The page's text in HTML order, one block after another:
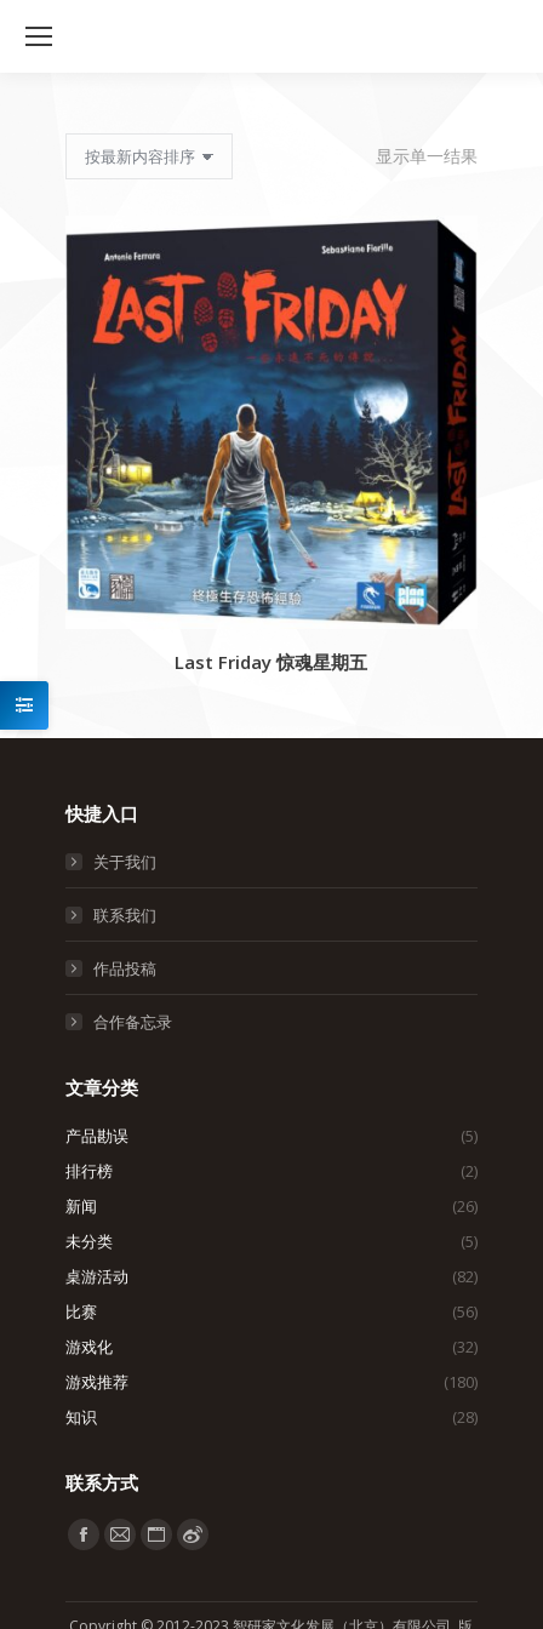
显示单一结果
Last Friday 惊魂星期五
快捷入口
关于我们
联系我们
作品投稿
合作备忘录
文章分类
产品勘误
(5)
排行榜
(2)
新闻
(26)
未分类
(5)
桌游活动
(82)
比赛
(56)
游戏化
(32)
游戏推荐
(180)
知识
(28)
联系方式
找到我们：
Facebook
Mail WebsiteWeibo